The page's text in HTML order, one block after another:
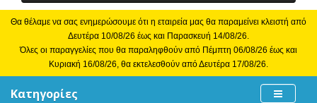
Θα θέλαμε να σας ενημερώσουμε ότι η εταιρεία μας θα παραμείνει κλειστή από
Δευτέρα 10/08/26 έως και Παρασκευή 14/08/26.
Όλες οι παραγγελίες που θα παραληφθούν από Πέμπτη 06/08/26 έως και
Κυριακή 16/08/26, θα εκτελεσθούν από Δευτέρα 17/08/26.
Κατηγορίες